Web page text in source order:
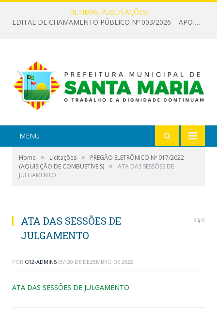
ÚLTIMAS PUBLICAÇÕES:
EDITAL DE CHAMAMENTO PÚBLICO Nº 003/2026 – APOIO À INFRAESTRUTURA CULTURAL
MENU
Home » Licitações »
PREGÃO ELETRÔNICO Nº 017/2022
(AQUISIÇÃO DE COMBUSTÍVEIS) »
ATA DAS SESSÕES DE
JULGAMENTO
ATA DAS SESSÕES DE
JULGAMENTO
0
POR CR2-ADMIN5 EM 20 DE DEZEMBRO DE 2022
ATA DAS SESSÕES DE JULGAMENTO